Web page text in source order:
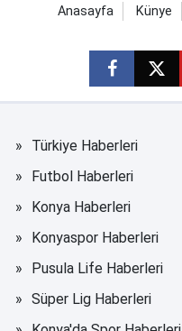
Anasayfa Künye
Türkiye Haberleri
Futbol Haberleri
Konya Haberleri
Konyaspor Haberleri
Pusula Life Haberleri
Süper Lig Haberleri